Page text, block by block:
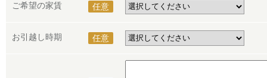
ご希望の家賃 任意
お引越し時期 任意